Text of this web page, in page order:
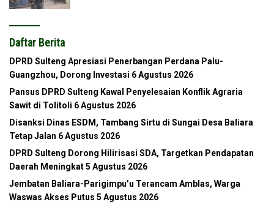
Daftar Berita
DPRD Sulteng Apresiasi Penerbangan Perdana Palu-
Guangzhou, Dorong Investasi 6 Agustus 2026
Pansus DPRD Sulteng Kawal Penyelesaian Konflik Agraria
Sawit di Tolitoli 6 Agustus 2026
Disanksi Dinas ESDM, Tambang Sirtu di Sungai Desa Baliara
Tetap Jalan 6 Agustus 2026
DPRD Sulteng Dorong Hilirisasi SDA, Targetkan Pendapatan
Daerah Meningkat5 Agustus 2026
Jembatan Baliara-Parigimpu’u Terancam Amblas, Warga
Waswas Akses Putus 5 Agustus 2026